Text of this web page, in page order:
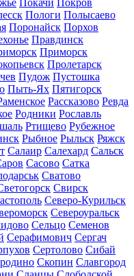
Покачи Покров
Пологи Полысаево
Поронайск Порхов
Правдинск
Приморск
Пролетарск
Пудож Пустошка
Пыть-Ях Пятигорск
Рассказово Ревда
Родники Рославль
Ртищево Рубежное
Рыбное Рыльск Ряжск
Салаир Салехард Сальск
Сасово Сатка
Сватово
Свирск
Северо-Курильск
Североуральск
Сельцо Семенов
Серафимович Сергач
Сертолово Сибай
Скопин Славгород